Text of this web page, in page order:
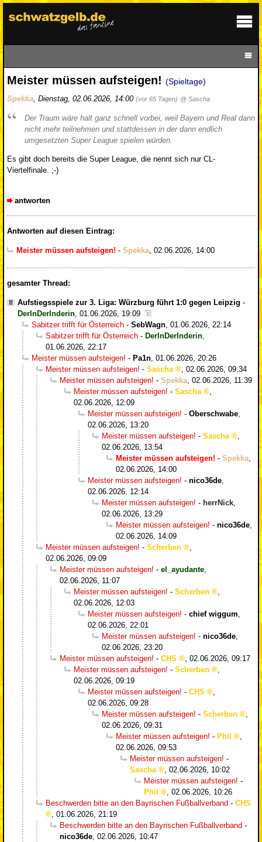
Meister müssen aufsteigen! (Spieltage)
Spekka, Dienstag, 02.06.2026, 14:00 (vor 65 Tagen) @ Sascha
Der Traum wäre halt ganz schnell vorbei, weil Bayern und Real dann
nicht mehr teilnehmen und stattdessen in der dann endlich
umgesetzten Super League spielen würden.
Es gibt doch bereits die Super League, die nennt sich nur CL-
Viertelfinale. ;-)
antworten
Antworten auf diesen Eintrag:
Meister müssen aufsteigen! - Spekka, 02.06.2026, 14:00
gesamter Thread:
Aufstiegsspiele zur 3. Liga: Würzburg führt 1:0 gegen Leipzig -
DerInDerInderin 01.06.2026, 19:09
Sabitzer trifft für Österreich - SebWagn 01.06.2026, 22:14
Sabitzer trifft für Österreich - DerInDerInderin
01.06.2026, 22:17
Meister müssen aufsteigen! - Pa1n 01.06.2026, 20:26
Meister müssen aufsteigen! - Sascha
02.06.2026, 09:34
Meister müssen aufsteigen! - Spekka 02.06.2026, 11:39
Meister müssen aufsteigen! - Sascha
02.06.2026, 12:09
Meister müssen aufsteigen! - Oberschwabe
02.06.2026, 13:20
Meister müssen aufsteigen! - Sascha
02.06.2026, 13:54
Meister müssen aufsteigen! - Spekka
02.06.2026, 14:00
Meister müssen aufsteigen! - nico36de
02.06.2026, 12:14
Meister müssen aufsteigen! - herrNick
02.06.2026, 13:29
Meister müssen aufsteigen! - nico36de
02.06.2026, 14:09
Meister müssen aufsteigen! - Scherben
02.06.2026, 09:09
Meister müssen aufsteigen! - el_ayudante
02.06.2026, 11:07
Meister müssen aufsteigen! - Scherben
02.06.2026, 12:03
Meister müssen aufsteigen! - chief wiggum
02.06.2026, 22:01
Meister müssen aufsteigen! - nico36de
02.06.2026, 23:20
Meister müssen aufsteigen! - CHS
02.06.2026, 09:17
Meister müssen aufsteigen! - Scherben
02.06.2026, 09:19
Meister müssen aufsteigen! - CHS
02.06.2026, 09:28
Meister müssen aufsteigen! - Scherben
02.06.2026, 09:31
Meister müssen aufsteigen! - Phil
02.06.2026, 09:53
Meister müssen aufsteigen! -
Sascha
02.06.2026, 10:02
Meister müssen aufsteigen! -
Phil
02.06.2026, 10:26
Beschwerden bitte an den Bayrischen Fußballverband - CHS
01.06.2026, 21:19
Beschwerden bitte an den Bayrischen Fußballverband -
nico36de 02.06.2026, 10:47